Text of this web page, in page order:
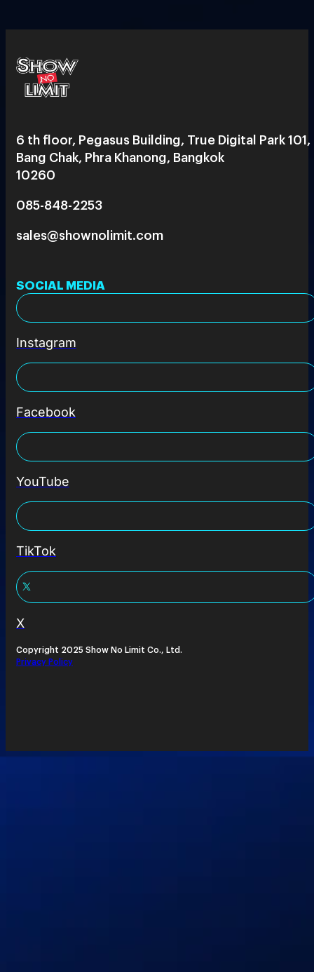
6 th floor, Pegasus Building, True Digital Park 101,
Bang Chak, Phra Khanong, Bangkok
10260
085-848-2253
sales@shownolimit.com
SOCIAL MEDIA
Instagram
Facebook
YouTube
TikTok
X
Copyright 2025 Show No Limit Co., Ltd.
Privacy Policy